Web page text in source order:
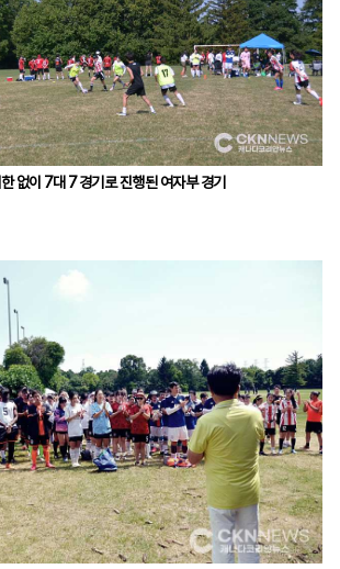
없이 7대 7 경기로 진행된 여자부 경기